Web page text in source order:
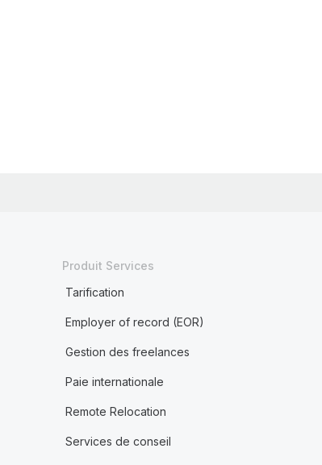
Produit Services
Tarification
Employer of record (EOR)
Gestion des freelances
Paie internationale
Remote Relocation
Services de conseil